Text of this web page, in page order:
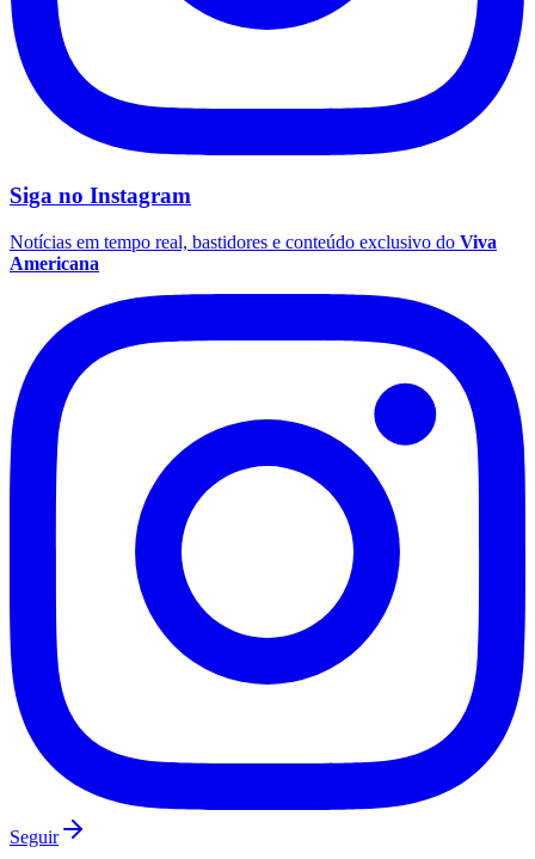
Siga no Instagram
Notícias em tempo real, bastidores e conteúdo exclusivo do Viva
Americana
Seguir